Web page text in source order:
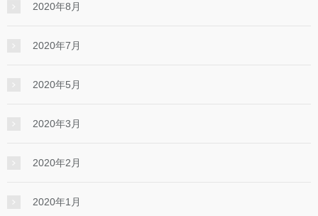
2020年8月
2020年7月
2020年5月
2020年3月
2020年2月
2020年1月